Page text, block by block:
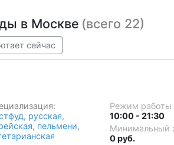
в Москве (всего 22)
сейчас
, русская,
, пельмени,
Режим работы
10:00 - 21:30
Минимальный
0 руб.